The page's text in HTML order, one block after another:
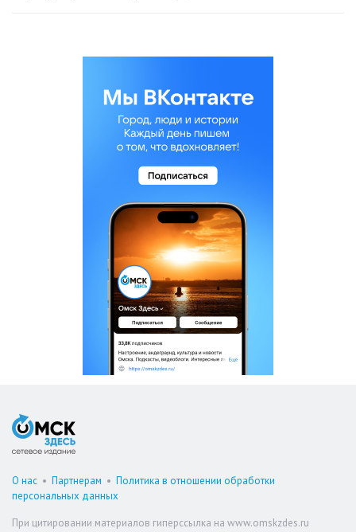
О нас • Партнерам • Политика в отношении обработки
персональных данных
При цитировании материалов гиперссылка на www.omskzdes.ru